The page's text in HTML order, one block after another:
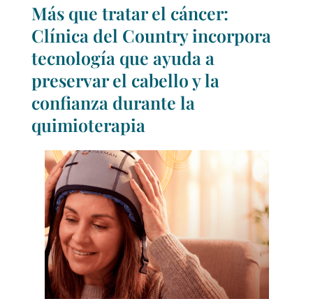
Más que tratar el cáncer:
Clínica del Country incorpora
tecnología que ayuda a
preservar el cabello y la
confianza durante la
quimioterapia